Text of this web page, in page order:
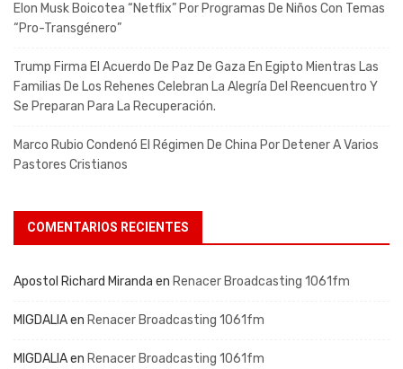
Elon Musk Boicotea “Netflix” Por Programas De Niños Con Temas
“pro-Transgénero”
Trump Firma El Acuerdo De Paz De Gaza En Egipto Mientras Las
Familias De Los Rehenes Celebran La Alegría Del Reencuentro Y
Se Preparan Para La Recuperación.
Marco Rubio Condenó El Régimen De China Por Detener A Varios
Pastores Cristianos
COMENTARIOS RECIENTES
Apostol Richard Miranda en Renacer Broadcasting 1061fm
MIGDALIAen Renacer Broadcasting 1061fm
MIGDALIAen Renacer Broadcasting 1061fm